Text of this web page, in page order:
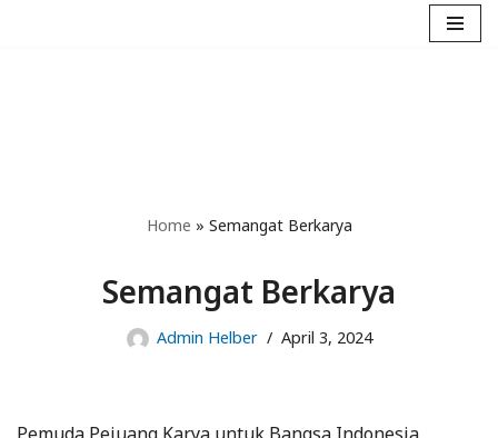
Home » Semangat Berkarya
Semangat Berkarya
Admin Helber April 3, 2024